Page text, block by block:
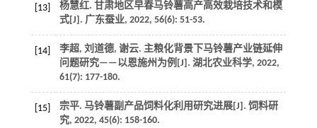
[13]
杨慧红. 甘肃地区早春马铃薯高产高效栽培技术和模
式[J]. 广东蚕业, 2022, 56(6): 51-53.
[14]
李超, 刘道德, 谢云. 主粮化背景下马铃薯产业链延伸
问题研究——以恩施州为例[J]. 湖北农业科学, 2022,
61(7): 177-180.
[15] 宗平. 马铃薯副产品饲料化利用研究进展[J]. 饲料研
究, 2022, 45(6): 158-160.